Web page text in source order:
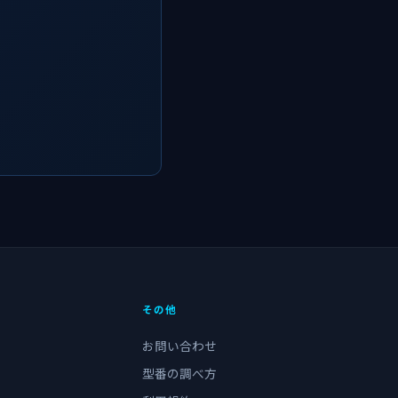
その他
お問い合わせ
型番の調べ方